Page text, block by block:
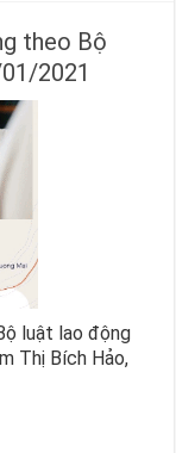
theo Bộ
2021
luật lao động
Thị Bích Hảo,